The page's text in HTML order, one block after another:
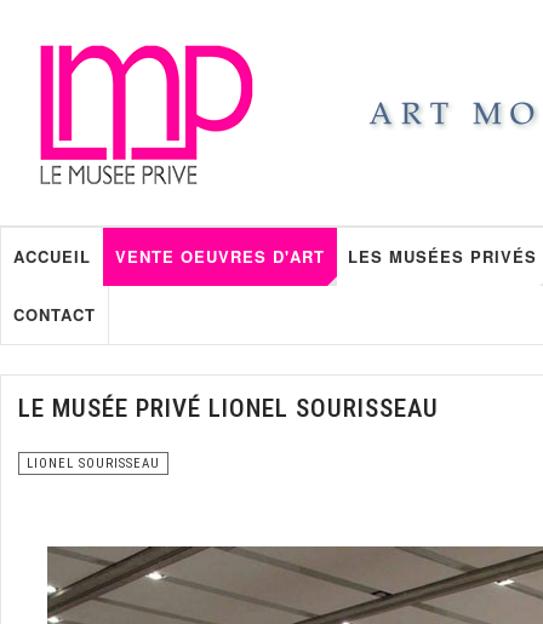
ACCUEIL VENTE OEUVRES D'ART LES MUSÉES PRIVÉS
CONTACT
LE MUSÉE PRIVÉ LIONEL SOURISSEAU
LIONEL SOURISSEAU